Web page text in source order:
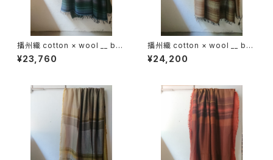
播州織 cotton × wool __ bor
der 220-120 虫時雨GK
¥23,760
播州織 cotton × wool __ bor
der 220-120 枯野GK
¥24,200